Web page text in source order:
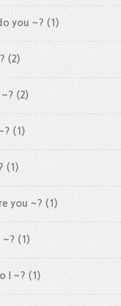
you ~? (1)
(2)
(2)
(1)
(1)
you ~? (1)
~? (1)
I ~? (1)